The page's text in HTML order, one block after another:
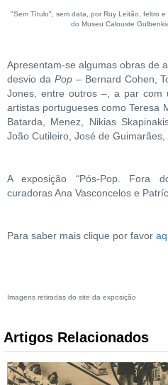
"Sem Título", sem data, por Ruy Leitão, feltro
do Museu Calouste
Apresentam-se algumas obras de
desvio da Pop– Bernard Cohen,
Jones, entre outros –, a par com
artistas portugueses como Teresa
Batarda, Menez, Nikias
João Cutileiro, José de Guimarães,
A exposição “Pós-Pop. Fora
curadoras Ana Vasconcelos e
Para saber mais clique por favor
Imagens retiradas do site da exposição
Artigos Relacionados